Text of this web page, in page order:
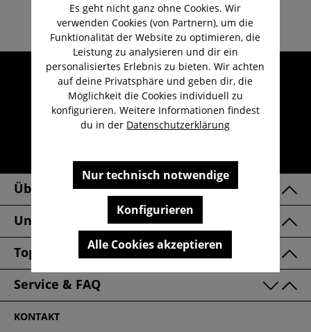
Umfangreicher Kundenservice
Kauf auf Rechnung
Kostenloser Versand ab 29,-€
Über Uns
Unsere Marken
Top Kategorien
Service & FAQ
KONTAKT
Es geht nicht ganz ohne Cookies. Wir
verwenden Cookies (von Partnern), um die
Funktionalität der Website zu optimieren, die
Leistung zu analysieren und dir ein
personalisiertes Erlebnis zu bieten. Wir achten
auf deine Privatsphäre und geben dir, die
Möglichkeit die Cookies individuell zu
konfigurieren. Weitere Informationen findest
du in der Datenschutzerklärung
Nur technisch notwendige
Konfigurieren
Alle Cookies akzeptieren